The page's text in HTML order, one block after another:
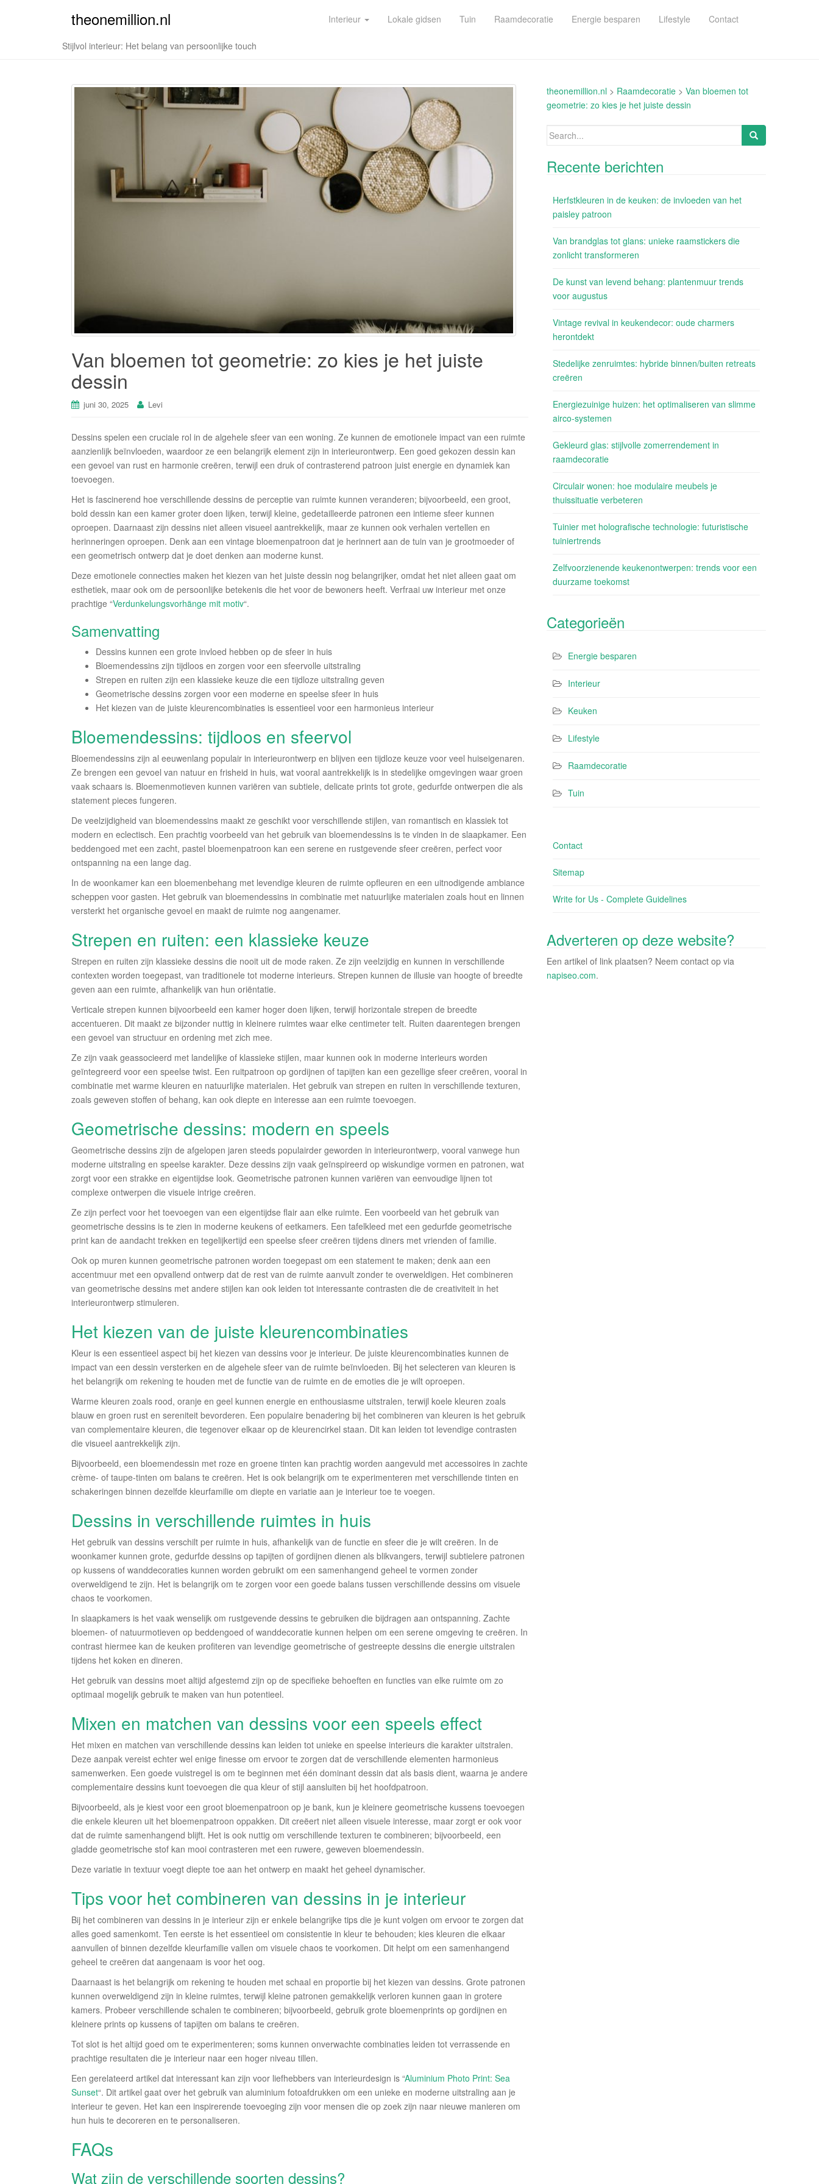
theonemillion.nl
Stijlvol interieur: Het belang van persoonlijke touch
Interieur Lokale gidsen Tuin Raamdecoratie Energie besparen Lifestyle Contact
Van bloemen tot geometrie: zo kies je het juiste
dessin
juni 30, 2025 Levi
Dessins spelen een cruciale rol in de algehele sfeer van een woning. Ze kunnen de emotionele impact van een ruimte
aanzienlijk beïnvloeden, waardoor ze een belangrijk element zijn in interieurontwerp. Een goed gekozen dessin kan
een gevoel van rust en harmonie creëren, terwijl een druk of contrasterend patroon juist energie en dynamiek kan
toevoegen.
Het is fascinerend hoe verschillende dessins de perceptie van ruimte kunnen veranderen; bijvoorbeeld, een groot,
bold dessin kan een kamer groter doen lijken, terwijl kleine, gedetailleerde patronen een intieme sfeer kunnen
oproepen. Daarnaast zijn dessins niet alleen visueel aantrekkelijk, maar ze kunnen ook verhalen vertellen en
herinneringen oproepen. Denk aan een vintage bloemenpatroon dat je herinnert aan de tuin van je grootmoeder of
een geometrisch ontwerp dat je doet denken aan moderne kunst.
Deze emotionele connecties maken het kiezen van het juiste dessin nog belangrijker, omdat het niet alleen gaat om
esthetiek, maar ook om de persoonlijke betekenis die het voor de bewoners heeft. Verfraai uw interieur met onze
prachtige “Verdunkelungsvorhänge mit motiv“.
Samenvatting
Dessins kunnen een grote invloed hebben op de sfeer in huis
Bloemendessins zijn tijdloos en zorgen voor een sfeervolle uitstraling
Strepen en ruiten zijn een klassieke keuze die een tijdloze uitstraling geven
Geometrische dessins zorgen voor een moderne en speelse sfeer in huis
Het kiezen van de juiste kleurencombinaties is essentieel voor een harmonieus interieur
Bloemendessins: tijdloos en sfeervol
Bloemendessins zijn al eeuwenlang populair in interieurontwerp en blijven een tijdloze keuze voor veel huiseigenaren.
Ze brengen een gevoel van natuur en frisheid in huis, wat vooral aantrekkelijk is in stedelijke omgevingen waar groen
vaak schaars is. Bloemenmotieven kunnen variëren van subtiele, delicate prints tot grote, gedurfde ontwerpen die als
statement pieces fungeren.
De veelzijdigheid van bloemendessins maakt ze geschikt voor verschillende stijlen, van romantisch en klassiek tot
modern en eclectisch. Een prachtig voorbeeld van het gebruik van bloemendessins is te vinden in de slaapkamer. Een
beddengoed met een zacht, pastel bloemenpatroon kan een serene en rustgevende sfeer creëren, perfect voor
ontspanning na een lange dag.
In de woonkamer kan een bloemenbehang met levendige kleuren de ruimte opfleuren en een uitnodigende ambiance
scheppen voor gasten. Het gebruik van bloemendessins in combinatie met natuurlijke materialen zoals hout en linnen
versterkt het organische gevoel en maakt de ruimte nog aangenamer.
Strepen en ruiten: een klassieke keuze
Strepen en ruiten zijn klassieke dessins die nooit uit de mode raken. Ze zijn veelzijdig en kunnen in verschillende
contexten worden toegepast, van traditionele tot moderne interieurs. Strepen kunnen de illusie van hoogte of breedte
geven aan een ruimte, afhankelijk van hun oriëntatie.
Verticale strepen kunnen bijvoorbeeld een kamer hoger doen lijken, terwijl horizontale strepen de breedte
accentueren. Dit maakt ze bijzonder nuttig in kleinere ruimtes waar elke centimeter telt. Ruiten daarentegen brengen
een gevoel van structuur en ordening met zich mee.
Ze zijn vaak geassocieerd met landelijke of klassieke stijlen, maar kunnen ook in moderne interieurs worden
geïntegreerd voor een speelse twist. Een ruitpatroon op gordijnen of tapijten kan een gezellige sfeer creëren, vooral in
combinatie met warme kleuren en natuurlijke materialen. Het gebruik van strepen en ruiten in verschillende texturen,
zoals geweven stoffen of behang, kan ook diepte en interesse aan een ruimte toevoegen.
Geometrische dessins: modern en speels
Geometrische dessins zijn de afgelopen jaren steeds populairder geworden in interieurontwerp, vooral vanwege hun
moderne uitstraling en speelse karakter. Deze dessins zijn vaak geïnspireerd op wiskundige vormen en patronen, wat
zorgt voor een strakke en eigentijdse look. Geometrische patronen kunnen variëren van eenvoudige lijnen tot
complexe ontwerpen die visuele intrige creëren.
Ze zijn perfect voor het toevoegen van een eigentijdse flair aan elke ruimte. Een voorbeeld van het gebruik van
geometrische dessins is te zien in moderne keukens of eetkamers. Een tafelkleed met een gedurfde geometrische
print kan de aandacht trekken en tegelijkertijd een speelse sfeer creëren tijdens diners met vrienden of familie.
Ook op muren kunnen geometrische patronen worden toegepast om een statement te maken; denk aan een
accentmuur met een opvallend ontwerp dat de rest van de ruimte aanvult zonder te overweldigen. Het combineren
van geometrische dessins met andere stijlen kan ook leiden tot interessante contrasten die de creativiteit in het
interieurontwerp stimuleren.
Het kiezen van de juiste kleurencombinaties
Kleur is een essentieel aspect bij het kiezen van dessins voor je interieur. De juiste kleurencombinaties kunnen de
impact van een dessin versterken en de algehele sfeer van de ruimte beïnvloeden. Bij het selecteren van kleuren is
het belangrijk om rekening te houden met de functie van de ruimte en de emoties die je wilt oproepen.
Warme kleuren zoals rood, oranje en geel kunnen energie en enthousiasme uitstralen, terwijl koele kleuren zoals
blauw en groen rust en sereniteit bevorderen. Een populaire benadering bij het combineren van kleuren is het gebruik
van complementaire kleuren, die tegenover elkaar op de kleurencirkel staan. Dit kan leiden tot levendige contrasten
die visueel aantrekkelijk zijn.
Bijvoorbeeld, een bloemendessin met roze en groene tinten kan prachtig worden aangevuld met accessoires in zachte
crème- of taupe-tinten om balans te creëren. Het is ook belangrijk om te experimenteren met verschillende tinten en
schakeringen binnen dezelfde kleurfamilie om diepte en variatie aan je interieur toe te voegen.
Dessins in verschillende ruimtes in huis
Het gebruik van dessins verschilt per ruimte in huis, afhankelijk van de functie en sfeer die je wilt creëren. In de
woonkamer kunnen grote, gedurfde dessins op tapijten of gordijnen dienen als blikvangers, terwijl subtielere patronen
op kussens of wanddecoraties kunnen worden gebruikt om een samenhangend geheel te vormen zonder
overweldigend te zijn. Het is belangrijk om te zorgen voor een goede balans tussen verschillende dessins om visuele
chaos te voorkomen.
In slaapkamers is het vaak wenselijk om rustgevende dessins te gebruiken die bijdragen aan ontspanning. Zachte
bloemen- of natuurmotieven op beddengoed of wanddecoratie kunnen helpen om een serene omgeving te creëren. In
contrast hiermee kan de keuken profiteren van levendige geometrische of gestreepte dessins die energie uitstralen
tijdens het koken en dineren.
Het gebruik van dessins moet altijd afgestemd zijn op de specifieke behoeften en functies van elke ruimte om zo
optimaal mogelijk gebruik te maken van hun potentieel.
Mixen en matchen van dessins voor een speels effect
Het mixen en matchen van verschillende dessins kan leiden tot unieke en speelse interieurs die karakter uitstralen.
Deze aanpak vereist echter wel enige finesse om ervoor te zorgen dat de verschillende elementen harmonieus
samenwerken. Een goede vuistregel is om te beginnen met één dominant dessin dat als basis dient, waarna je andere
complementaire dessins kunt toevoegen die qua kleur of stijl aansluiten bij het hoofdpatroon.
Bijvoorbeeld, als je kiest voor een groot bloemenpatroon op je bank, kun je kleinere geometrische kussens toevoegen
die enkele kleuren uit het bloemenpatroon oppakken. Dit creëert niet alleen visuele interesse, maar zorgt er ook voor
dat de ruimte samenhangend blijft. Het is ook nuttig om verschillende texturen te combineren; bijvoorbeeld, een
gladde geometrische stof kan mooi contrasteren met een ruwere, geweven bloemendessin.
Deze variatie in textuur voegt diepte toe aan het ontwerp en maakt het geheel dynamischer.
Tips voor het combineren van dessins in je interieur
Bij het combineren van dessins in je interieur zijn er enkele belangrijke tips die je kunt volgen om ervoor te zorgen dat
alles goed samenkomt. Ten eerste is het essentieel om consistentie in kleur te behouden; kies kleuren die elkaar
aanvullen of binnen dezelfde kleurfamilie vallen om visuele chaos te voorkomen. Dit helpt om een samenhangend
geheel te creëren dat aangenaam is voor het oog.
Daarnaast is het belangrijk om rekening te houden met schaal en proportie bij het kiezen van dessins. Grote patronen
kunnen overweldigend zijn in kleine ruimtes, terwijl kleine patronen gemakkelijk verloren kunnen gaan in grotere
kamers. Probeer verschillende schalen te combineren; bijvoorbeeld, gebruik grote bloemenprints op gordijnen en
kleinere prints op kussens of tapijten om balans te creëren.
Tot slot is het altijd goed om te experimenteren; soms kunnen onverwachte combinaties leiden tot verrassende en
prachtige resultaten die je interieur naar een hoger niveau tillen.
Een gerelateerd artikel dat interessant kan zijn voor liefhebbers van interieurdesign is “Aluminium Photo Print: Sea
Sunset“. Dit artikel gaat over het gebruik van aluminium fotoafdrukken om een unieke en moderne uitstraling aan je
interieur te geven. Het kan een inspirerende toevoeging zijn voor mensen die op zoek zijn naar nieuwe manieren om
hun huis te decoreren en te personaliseren.
FAQs
Wat zijn de verschillende soorten dessins?
theonemillion.nl > Raamdecoratie > Van bloemen tot
geometrie: zo kies je het juiste dessin
Search
Recente berichten
Herfstkleuren in de keuken: de invloeden van het
paisley patroon
Van brandglas tot glans: unieke raamstickers die
zonlicht transformeren
De kunst van levend behang: plantenmuur trends
voor augustus
Vintage revival in keukendecor: oude charmers
herontdekt
Stedelijke zenruimtes: hybride binnen/buiten retreats
creëren
Energiezuinige huizen: het optimaliseren van slimme
airco-systemen
Gekleurd glas: stijlvolle zomerrendement in
raamdecoratie
Circulair wonen: hoe modulaire meubels je
thuissituatie verbeteren
Tuinier met holografische technologie: futuristische
tuiniertrends
Zelfvoorzienende keukenontwerpen: trends voor een
duurzame toekomst
Categorieën
Energie besparen
Interieur
Keuken
Lifestyle
Raamdecoratie
Tuin
Contact
Sitemap
Write for Us - Complete Guidelines
Adverteren op deze website?
Een artikel of link plaatsen? Neem contact op via
napiseo.com.